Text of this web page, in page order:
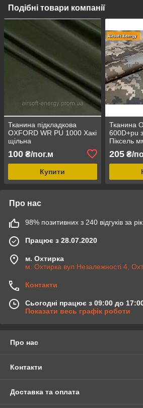
Подібні товари компанії
Тканина підкладкова
OXFORD WR PU 1000 Хакі
щільна
+водовідштовхувальне PU
просочення 88г
100 ₴/пог.м
Купити
Тканина
600D+pu
Піксель
205₴/
Про нас
98% позитивних з 240 відгуків за рік
Працює з 28.07.2020
м. Охтирка
м. Охтирка вул Незалежності 4,
Контакти
Сьогодні працює з 09:00 до
Показати весь графік роботи
Про нас
Контакти
Доставка та оплата